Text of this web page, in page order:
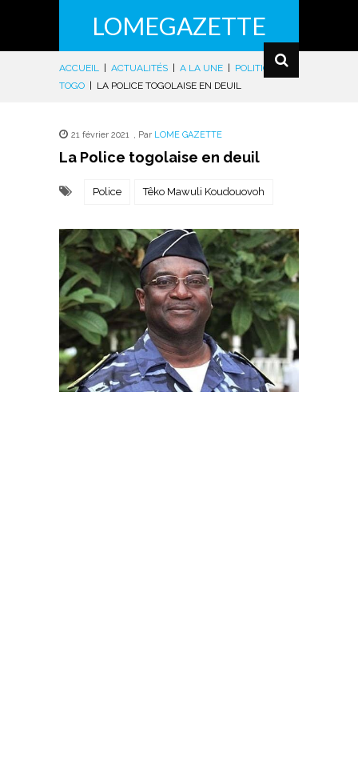
LOMEGAZETTE
ACCUEIL ACTUALITÉS A LA UNE POLITIQUE |
TOGO
LA POLICE TOGOLAISE EN DEUIL
21 février 2021 , Par LOME GAZETTE
La Police togolaise en deuil
Police Têko Mawuli Koudouovoh